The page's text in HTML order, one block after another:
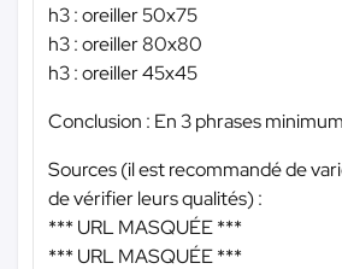
h3 : oreiller 50x75
h3 : oreiller 80x80
h3 : oreiller 45x45
Conclusion : En 3 phrases minimum
Sources (il est recommandé de
de vérifier leurs qualités) :
*** URL MASQUÉE ***
*** URL MASQUÉE ***